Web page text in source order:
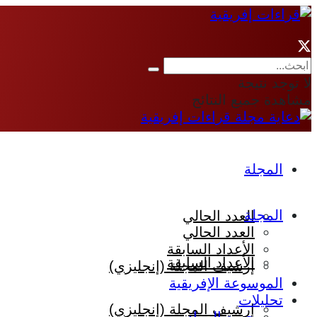
لا توجد نتيجة
مشاهدة جميع النتائج
المجلة
العدد الحالي
الأعداد السابقة
إرشيف المجلة (إنجليزي)
المجلة
العدد الحالي
الأعداد السابقة
إرشيف المجلة (إنجليزي)
الموسوعة الإفريقية
تحليلات